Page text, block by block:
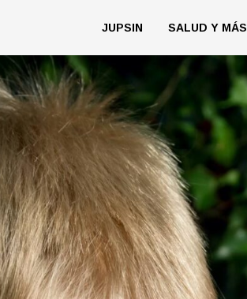
JUPSIN SALUD Y MÁS